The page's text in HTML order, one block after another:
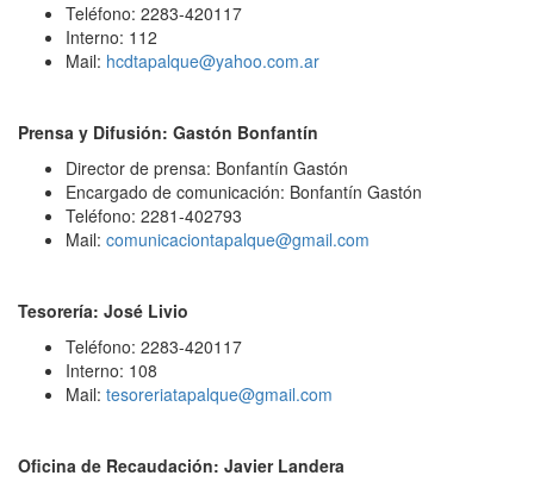
Teléfono: 2283-420117
Interno: 112
Mail: hcdtapalque@yahoo.com.ar
Prensa y Difusión: Gastón Bonfantín
Director de prensa: Bonfantín Gastón
Encargado de comunicación: Bonfantín Gastón
Teléfono: 2281-402793
Mail: comunicaciontapalque@gmail.com
Tesorería: José Livio
Teléfono: 2283-420117
Interno: 108
Mail: tesoreriatapalque@gmail.com
Oficina de Recaudación: Javier Landera